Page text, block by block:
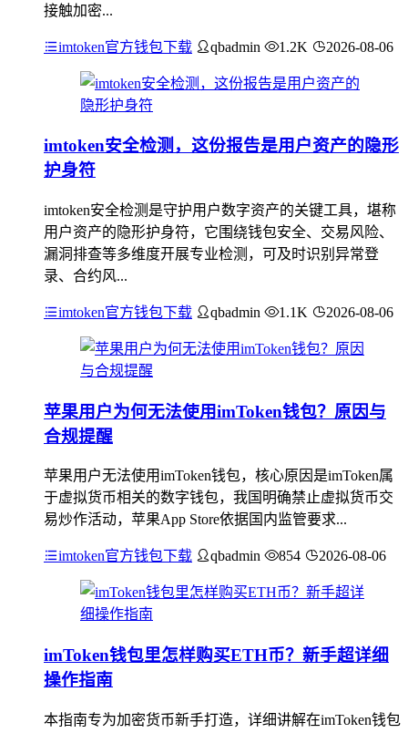
接触加密...
imtoken官方钱包下载 qbadmin 1.2K 2026-08-06
imtoken安全检测，这份报告是用户资产的隐形
护身符
imtoken安全检测是守护用户数字资产的关键工具，堪称
用户资产的隐形护身符，它围绕钱包安全、交易风险、
漏洞排查等多维度开展专业检测，可及时识别异常登
录、合约风...
imtoken官方钱包下载 qbadmin 1.1K 2026-08-06
苹果用户为何无法使用imToken钱包？原因与
合规提醒
苹果用户无法使用imToken钱包，核心原因是imToken属
于虚拟货币相关的数字钱包，我国明确禁止虚拟货币交
易炒作活动，苹果App Store依据国内监管要求...
imtoken官方钱包下载 qbadmin 854 2026-08-06
imToken钱包里怎样购买ETH币？新手超详细
操作指南
本指南专为加密货币新手打造，详细讲解在imToken钱包